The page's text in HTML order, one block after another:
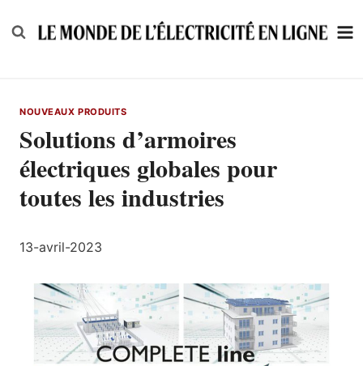
to
NOUVEAUX PRODUITS
Solutions d’armoires
électriques globales pour
toutes les industries
13-avril-2023